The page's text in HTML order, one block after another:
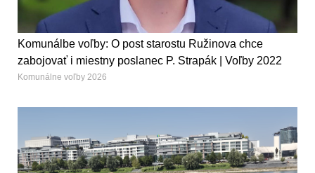
Komunálbe voľby: O post starostu Ružinova chce
zabojovať i miestny poslanec P. Strapák | Voľby 2022
Komunálne voľby 2026